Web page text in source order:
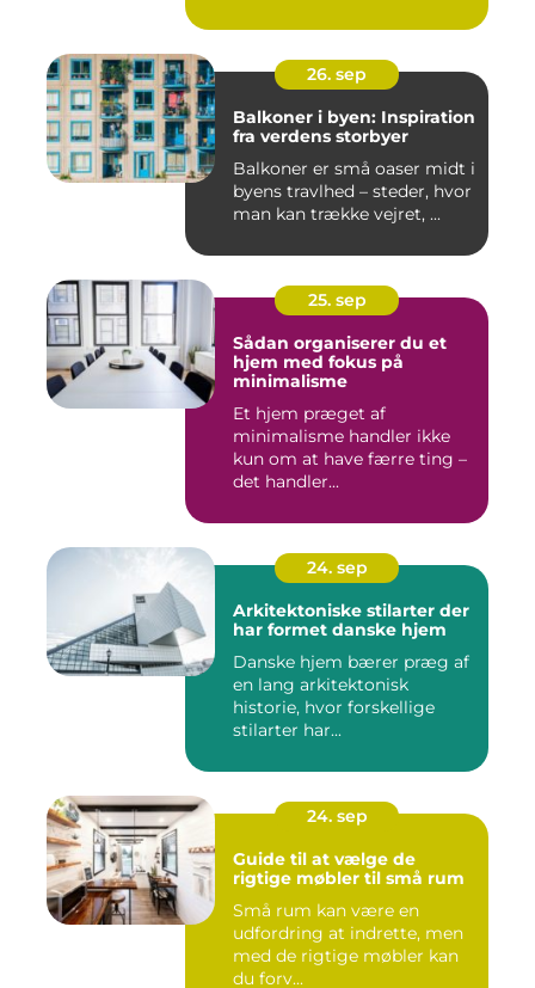
26. sep
Balkoner i byen: Inspiration
fra verdens storbyer
Balkoner er små oaser midt i
byens travlhed – steder, hvor
man kan trække vejret, ...
25. sep
Sådan organiserer du et
hjem med fokus på
minimalisme
Et hjem præget af
minimalisme handler ikke
kun om at have færre ting –
det handler...
24. sep
Arkitektoniske stilarter der
har formet danske hjem
Danske hjem bærer præg af
en lang arkitektonisk
historie, hvor forskellige
stilarter har...
24. sep
Guide til at vælge de
rigtige møbler til små rum
Små rum kan være en
udfordring at indrette, men
med de rigtige møbler kan
du forv...